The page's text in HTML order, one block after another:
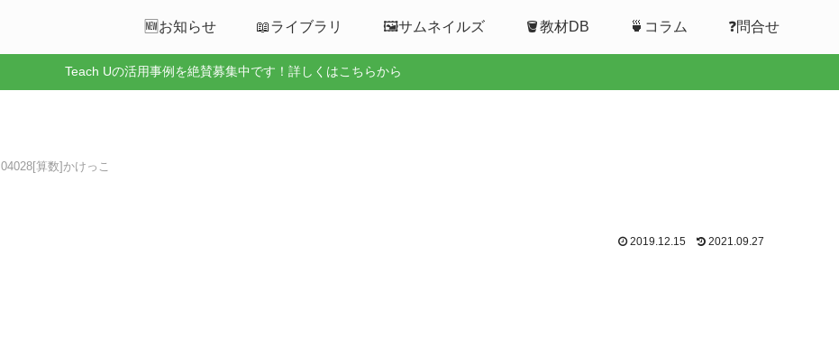
🆕お知らせ 📖ライブラリ 🖼️サムネイルズ 🪣教材DB 🍵コラム ❓問合せ
Teach Uの活用事例を絶賛募集中です！詳しくはこちらから
04028[算数]かけっこ
2019.12.15 2021.09.27